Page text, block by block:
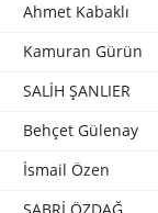
Ahmet Kabaklı
Kamuran Gürün
SALİH ŞANLIER
Behçet Gülenay
İsmail Özen